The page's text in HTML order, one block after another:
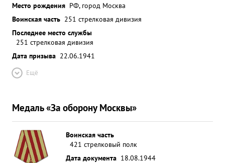
Место рождения РФ, город Москва
Воинская часть 251 стрелковая дивизия
Последнее место службы
251 стрелковая дивизия
Дата призыва 22.06.1941
Ещё
Медаль «За оборону Москвы»
Воинская часть
421 стрелковый полк
Дата документа 18.08.1944